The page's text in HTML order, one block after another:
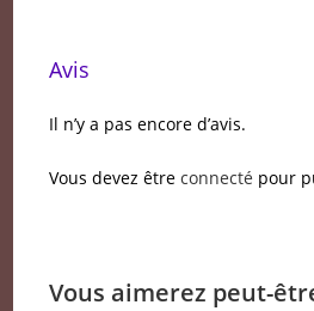
Avis
Il n’y a pas encore d’avis.
Vous devez êtreconnecté pour
Vous aimerez peut-